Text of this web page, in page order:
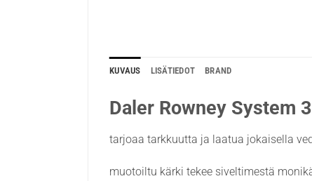
KUVAUS LISÄTIEDOT BRAND
Daler Rowney System
tarjoaa tarkkuutta ja laatua jokaisella
muotoiltu kärki tekee siveltimestä